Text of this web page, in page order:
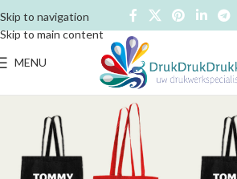
Skip to navigation
Skip to main content
MENU